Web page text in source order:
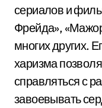
сериалов и
Фрейда»,
многих других.
харизма
справляться с
завоевывать